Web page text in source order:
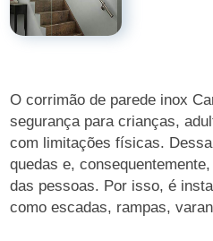
O corrimão de parede inox
segurança para crianças,
com limitações físicas.
quedas e,
das pessoas. Por isso, é
como escadas, rampas,